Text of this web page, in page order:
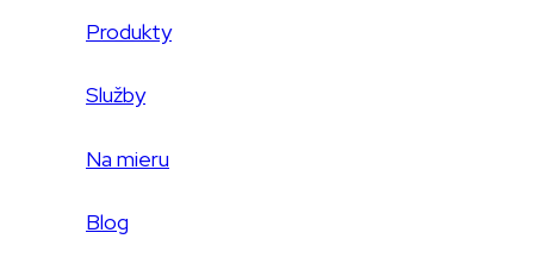
Produkty
Služby
Na mieru
Blog